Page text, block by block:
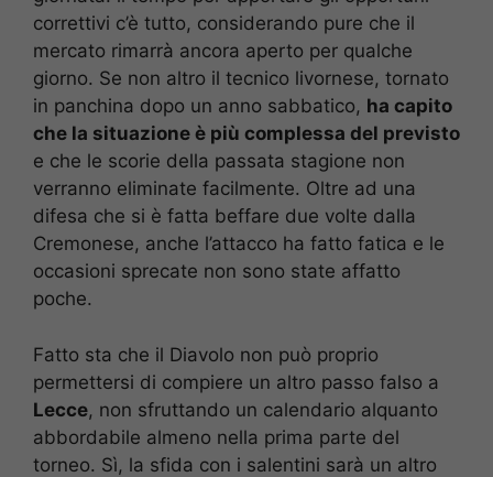
correttivi c’è tutto, considerando pure che il
mercato rimarrà ancora aperto per qualche
giorno. Se non altro il tecnico livornese, tornato
in panchina dopo un anno sabbatico, ha capito
che la situazione è più complessa del previsto
e che le scorie della passata stagione non
verranno eliminate facilmente. Oltre ad una
difesa che si è fatta beffare due volte dalla
Cremonese, anche l’attacco ha fatto fatica e le
occasioni sprecate non sono state affatto
poche.
Fatto sta che il Diavolo non può proprio
permettersi di compiere un altro passo falso a
Lecce, non sfruttando un calendario alquanto
abbordabile almeno nella prima parte del
torneo. Sì, la sfida con i salentini sarà un altro